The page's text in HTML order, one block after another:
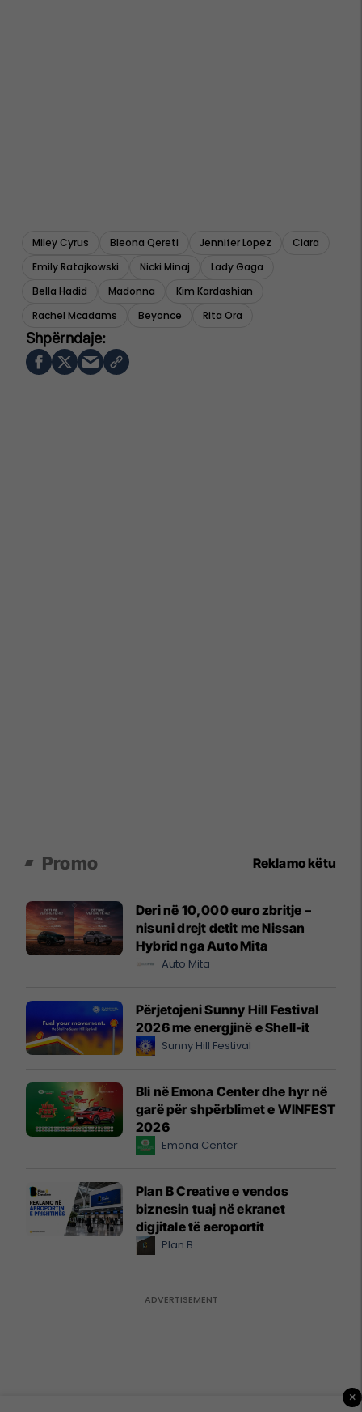
Miley Cyrus Bleona Qereti Jennifer Lopez
Ciara
Emily Ratajkowski
Nicki Minaj
Lady Gaga
Bella Hadid
Madonna
Kim Kardashian
Rachel Mcadams
Beyonce Rita Ora
Promo Reklamo këtu
Deri në 10,000 euro zbritje –
nisuni drejt detit me Nissan
Hybrid nga Auto Mita
Auto Mita
Përjetojeni Sunny Hill Festival
2026 me energjinë e Shell-it
Sunny Hill Festival
Bli në Emona Center dhe hyr në
garë për shpërblimet e WINFEST
2026
Emona Center
Plan B Creative e vendos
biznesin tuaj në ekranet
digjitale të aeroportit
Plan B
×